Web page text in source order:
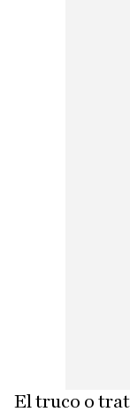
El truco o